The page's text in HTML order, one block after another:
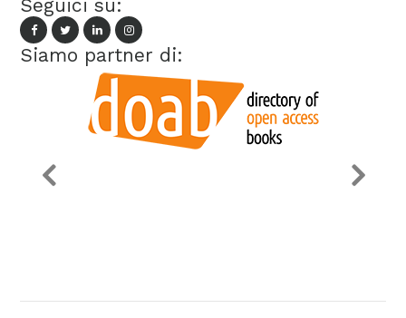
Seguici su:
Siamo partner di: